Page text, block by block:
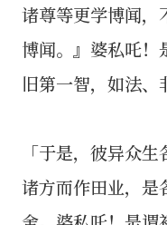
诸尊等更学博闻，
博闻。』婆私吒！
旧第一智，如法、
「于是，彼异众
诸方而作田业，是